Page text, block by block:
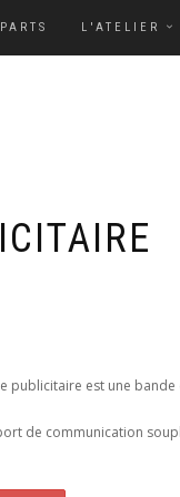
L'ATELIER
publicitaire est une bande
de communication